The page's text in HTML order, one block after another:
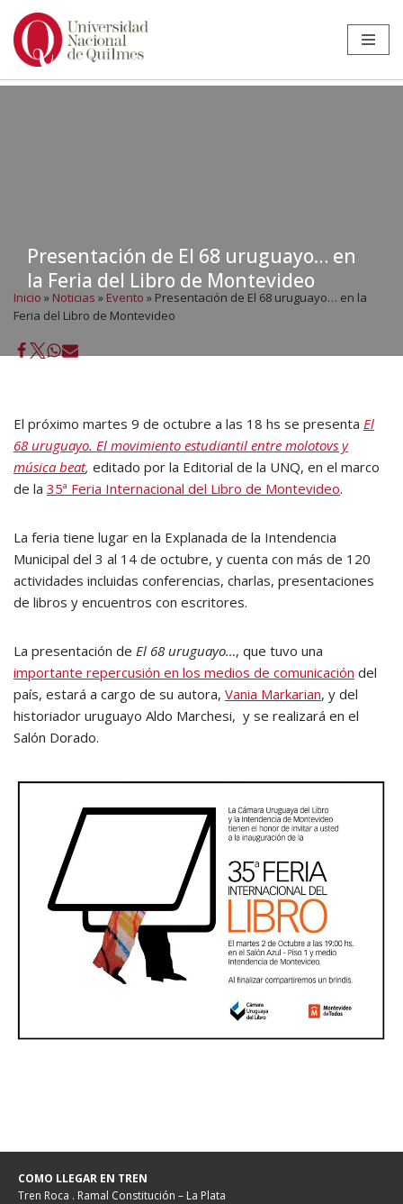
Ir
Presentación de El 68 uruguayo… en
la Feria del Libro de Montevideo
Inicio » Noticias » Evento » Presentación de El 68 uruguayo… en la
Feria del Libro de Montevideo
El próximo martes 9 de octubre a las 18 hs se presenta El
68 uruguayo. El movimiento estudiantil entre molotovs y
música beat, editado por la Editorial de la UNQ, en el marco
de la 35ª Feria Internacional del Libro de Montevideo.
La feria tiene lugar en la Explanada de la Intendencia
Municipal del 3 al 14 de octubre, y cuenta con más de 120
actividades incluidas conferencias, charlas, presentaciones
de libros y encuentros con escritores.
La presentación de El 68 uruguayo…, que tuvo una
importante repercusión en los medios de comunicación del
país, estará a cargo de su autora, Vania Markarian, y del
historiador uruguayo Aldo Marchesi, y se realizará en el
Salón Dorado.
COMO LLEGAR EN TREN
Tren Roca . Ramal Constitución – La Plata